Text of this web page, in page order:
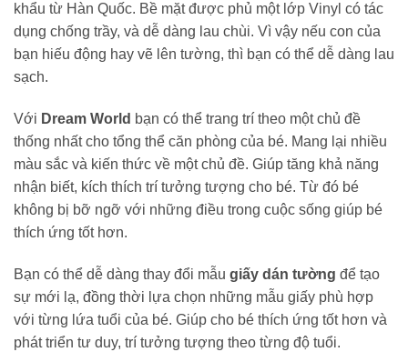
khẩu từ Hàn Quốc. Bề mặt được phủ một lớp Vinyl có tác
dụng chống trầy, và dễ dàng lau chùi. Vì vậy nếu con của
bạn hiếu động hay vẽ lên tường, thì bạn có thể dễ dàng lau
sạch.
Với Dream World bạn có thể trang trí theo một chủ đề
thống nhất cho tổng thể căn phòng của bé. Mang lại nhiều
màu sắc và kiến thức về một chủ đề. Giúp tăng khả năng
nhận biết, kích thích trí tưởng tượng cho bé. Từ đó bé
không bị bỡ ngỡ với những điều trong cuộc sống giúp bé
thích ứng tốt hơn.
Bạn có thể dễ dàng thay đổi mẫu giấy dán tường để tạo
sự mới lạ, đồng thời lựa chọn những mẫu giấy phù hợp
với từng lứa tuổi của bé. Giúp cho bé thích ứng tốt hơn và
phát triển tư duy, trí tưởng tượng theo từng độ tuổi.